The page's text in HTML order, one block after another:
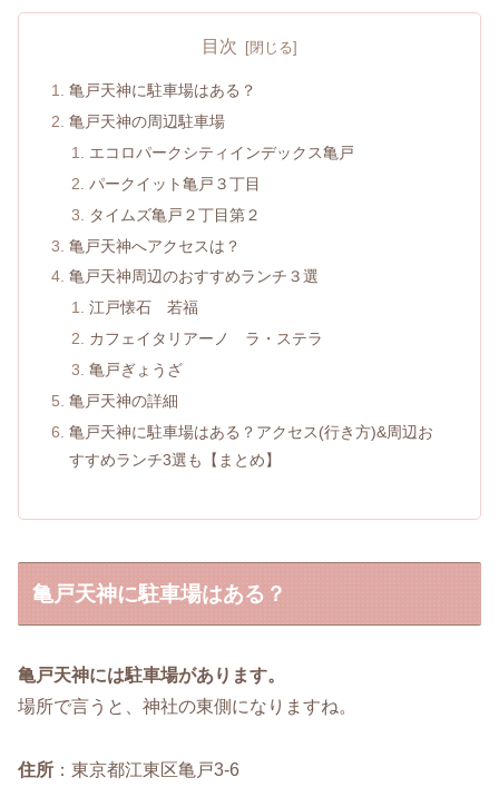
目次
亀戸天神に駐車場はある？
亀戸天神の周辺駐車場
エコロパークシティインデックス亀戸
パークイット亀戸３丁目
タイムズ亀戸２丁目第２
亀戸天神へアクセスは？
亀戸天神周辺のおすすめランチ３選
江戸懐石 若福
カフェイタリアーノ ラ・ステラ
亀戸ぎょうざ
亀戸天神の詳細
亀戸天神に駐車場はある？アクセス(行き方)&周辺お
すすめランチ3選も【まとめ】
亀戸天神に駐車場はある？
亀戸天神には駐車場があります。
場所で言うと、神社の東側になりますね。
住所 ：東京都江東区亀戸3-6